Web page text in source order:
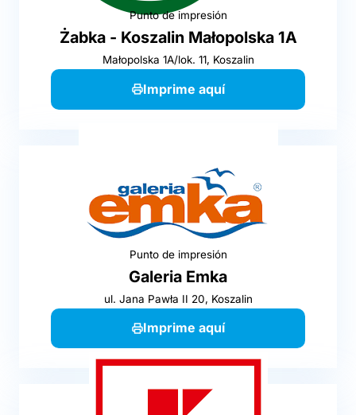
Punto de impresión
Żabka - Koszalin Małopolska 1A
Małopolska 1A/lok. 11, Koszalin
Imprime aquí
Punto de impresión
Galeria Emka
ul. Jana Pawła II 20, Koszalin
Imprime aquí